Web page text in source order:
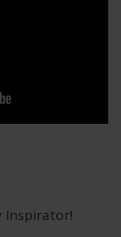
Inspirator!